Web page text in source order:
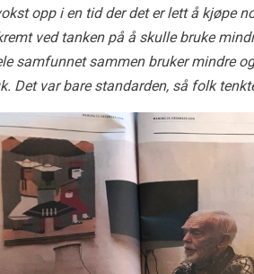
opp i en tid der det er lett å kjøpe
ved tanken på å skulle bruke
samfunnet sammen bruker mindre
Det var bare standarden, så folk